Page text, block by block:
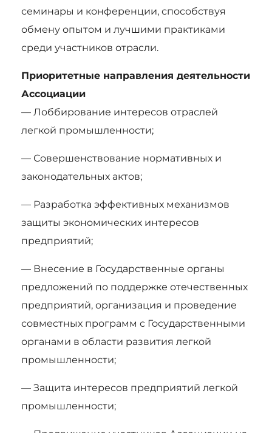
семинары и конференции, способствуя
обмену опытом и лучшими практиками
среди участников отрасли.
Приоритетные направления деятельности
Ассоциации
— Лоббирование интересов отраслей
легкой промышленности;
— Совершенствование нормативных и
законодательных актов;
— Разработка эффективных механизмов
защиты экономических интересов
предприятий;
— Внесение в Государственные органы
предложений по поддержке отечественных
предприятий, организация и проведение
совместных программ с Государственными
органами в области развития легкой
промышленности;
— Защита интересов предприятий легкой
промышленности;